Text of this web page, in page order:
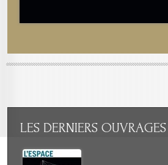
LES DERNIERS